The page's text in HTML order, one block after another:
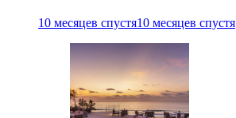
10 месяцев спустя10 месяцев спустя